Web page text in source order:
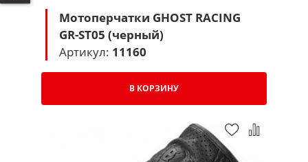
Мотоперчатки GHOST RACING
GR-ST05 (черный)
Артикул: 11160
В КОРЗИНУ